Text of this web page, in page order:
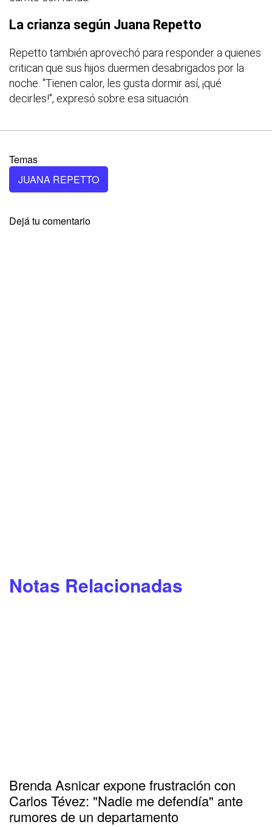
La crianza según Juana Repetto
Repetto también aprovechó para responder a quienes
critican que sus hijos duermen desabrigados por la
noche. "Tienen calor, les gusta dormir así, ¡qué
decirles!", expresó sobre esa situación.
Temas
JUANA REPETTO
Dejá tu comentario
Notas Relacionadas
Brenda Asnicar expone frustración con
Carlos Tévez: "Nadie me defendía" ante
rumores de un departamento